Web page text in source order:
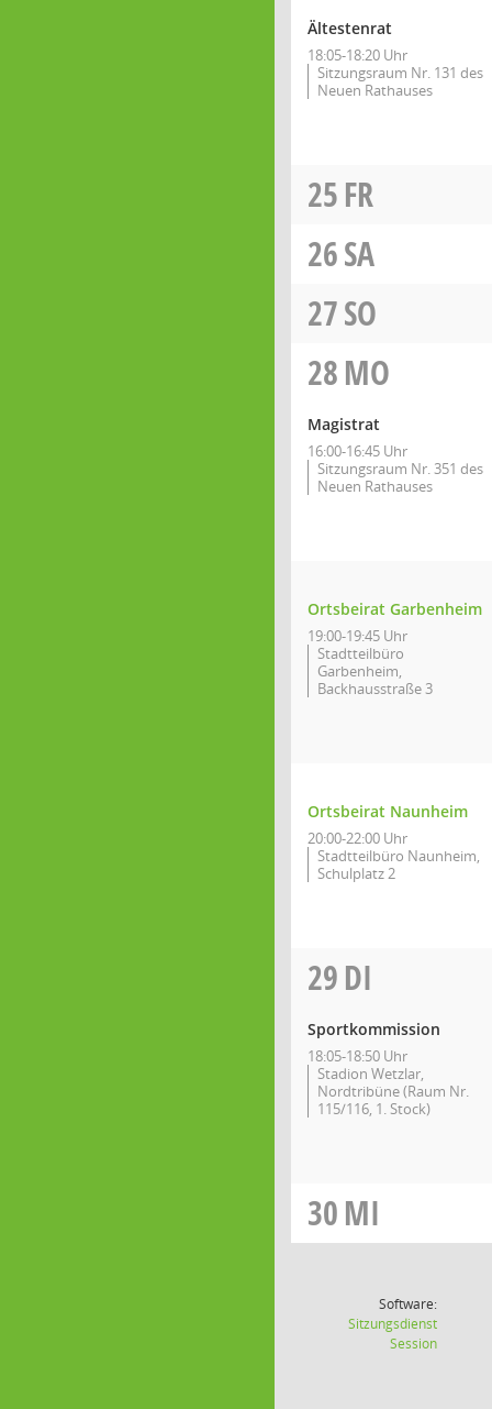
Ältestenrat
18:05-18:20 Uhr
Sitzungsraum Nr. 131 des
Neuen Rathauses
25FR
26SA
27SO
28MO
Magistrat
16:00-16:45 Uhr
Sitzungsraum Nr. 351 des
Neuen Rathauses
Ortsbeirat Garbenheim
19:00-19:45 Uhr
Stadtteilbüro
Garbenheim,
Backhausstraße 3
Ortsbeirat Naunheim
20:00-22:00 Uhr
Stadtteilbüro Naunheim,
Schulplatz 2
29DI
Sportkommission
18:05-18:50 Uhr
Stadion Wetzlar,
Nordtribüne (Raum Nr.
115/116, 1. Stock)
30MI
Software:
Sitzungsdienst
Session(Wird in